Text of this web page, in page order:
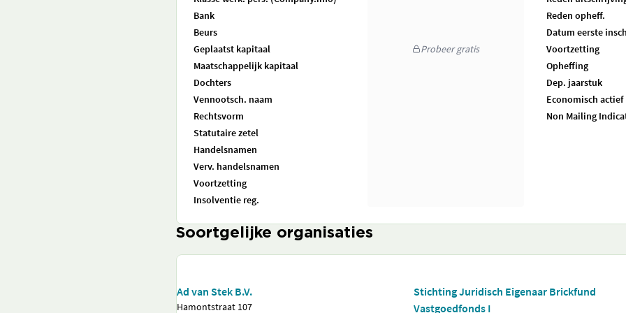
Bank
Beurs
Geplaatst kapitaal
Maatschappelijk kapitaal
Dochters
Vennootsch. naam
Rechtsvorm
Statutaire zetel
Handelsnamen
Verv. handelsnamen
Voortzetting
Insolventie reg.
Probeer gratis
Reden opheff.
Datum eerste
Voortzetting
Opheffing
Dep. jaarstuk
Economisch actief
Non Mailing
Soortgelijke organisaties
Ad van Stek B.V.
Hamontstraat 107
Stichting Juridisch Eigenaar Brickfund
Vastgoedfonds I